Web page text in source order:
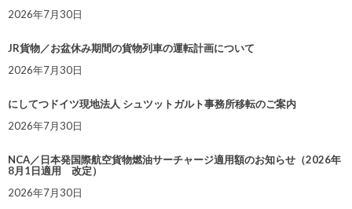
2026年7月30日
JR貨物／お盆休み期間の貨物列車の運転計画について
2026年7月30日
にしてつドイツ現地法人 シュツットガルト事務所移転のご案内
2026年7月30日
NCA／日本発国際航空貨物燃油サーチャージ適用額のお知らせ（2026年
8月1日適用 改定）
2026年7月30日